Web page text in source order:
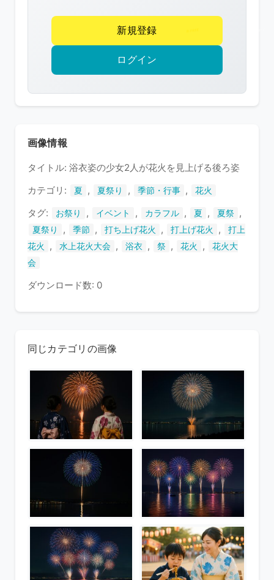
作
権
護
い
ま
新規登録
ログイン
画像情報
タイトル: 浴衣姿の少女2人が花火を見上げる後ろ姿
カテゴリ:
夏 , 夏祭り , 季節・行事 , 花火
タグ: お祭り , イベント , カラフル , 夏 , 夏祭 ,
夏祭り , 季節 , 打ち上げ花火 , 打上げ花火 ,
打上
花火
, 水上花火大会 , 浴衣 , 祭 , 花火 ,
花火大
会
ダウンロード数: 0
同じカテゴリの画像